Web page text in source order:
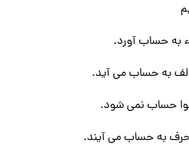
به حساب آورد.
به حساب می آید.
حساب نمی شود.
به حساب می آیند.